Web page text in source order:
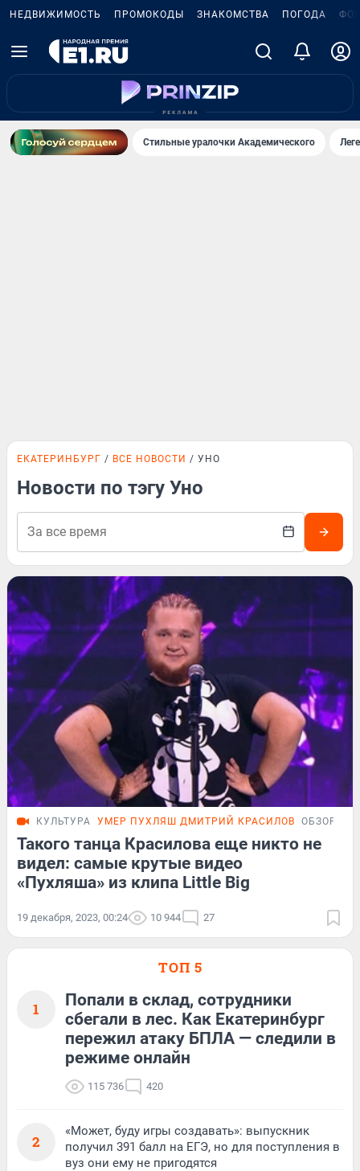
НЕДВИЖИМОСТЬ ПРОМОКОДЫ ЗНАКОМСТВА ПОГОДА
Стильные уралочки Академического
ЕКАТЕРИНБУРГ ВСЕ НОВОСТИ УНО
Новости по тэгу Уно
КУЛЬТУРА УМЕР ПУХЛЯШ ДМИТРИЙ КРАСИЛОВ ОБЗОР
Такого танца Красилова еще никто не
видел: самые крутые видео
«Пухляша» из клипа Little Big
19 декабря, 2023, 00:24 10 944 27
ТОП 5
1
Попали в склад, сотрудники
сбегали в лес. Как Екатеринбург
пережил атаку БПЛА — следили в
режиме онлайн
115 736 420
2
«Может, буду игры создавать»: выпускник
получил 391 балл на ЕГЭ, но для поступления в
вуз они ему не пригодятся